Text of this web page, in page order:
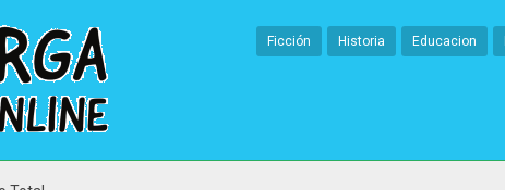
Ficción Historia Educacion